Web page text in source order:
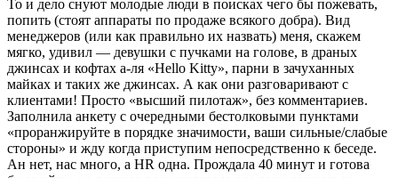
То и дело снуют молодые люди в поисках чего бы пожевать,
попить (стоят аппараты по продаже всякого добра). Вид
менеджеров (или как правильно их назвать) меня, скажем
мягко, удивил — девушки с пучками на голове, в драных
джинсах и кофтах а-ля «Hello Kitty», парни в зачуханных
майках и таких же джинсах. А как они разговаривают с
клиентами! Просто «высший пилотаж», без комментариев.
Заполнила анкету с очередными бестолковыми пунктами
«проранжируйте в порядке значимости, ваши сильные/слабые
стороны» и жду когда приступим непосредственно к беседе.
Ан нет, нас много, а HR одна. Прождала 40 минут и готова